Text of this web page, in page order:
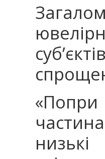
«Попри